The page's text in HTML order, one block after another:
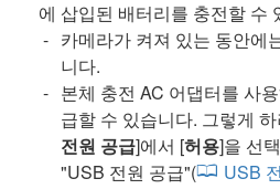
에 삽입된 배터리를 충전할 수
카메라가 켜져 있는 동안에
니다.
본체 충전 AC 어댑터를 사
급할 수 있습니다. 그렇게
전원 공급]에서 [허용]을 선
"USB 전원 공급"( USB